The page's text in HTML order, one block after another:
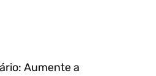
Aumente a